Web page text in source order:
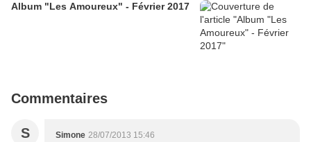
Album "Les Amoureux" - Février 2017
Commentaires
S Simone 28/07/2013 15:46